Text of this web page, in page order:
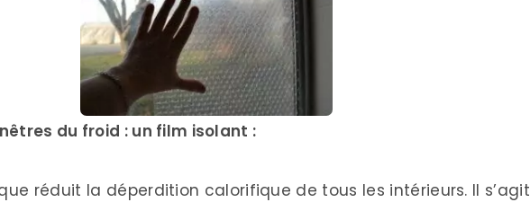
du froid : un film isolant :
réduit la déperdition calorifique de tous les intérieurs. Il s’agit